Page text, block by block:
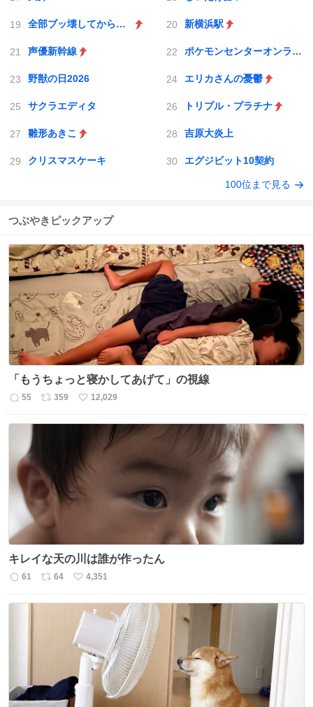
全部ブッ壊してから辞めたい 新横浜駅
声優新幹線 ポケモンセンターオンライン
野獣の日2026 エリカさんの憂鬱
サクラエディタ トリプル・プラチナ
雛形あきこ 吉原大炎上
クリスマスケーキ エグジビット10契約
100位まで見る
つぶやきピックアップ
「もうちょっと寝かしてあげて」の視線
返
55
リ
359
い
12,029
キレイな天の川は誰が作ったん
返
61
リ
64
い
数
4,351